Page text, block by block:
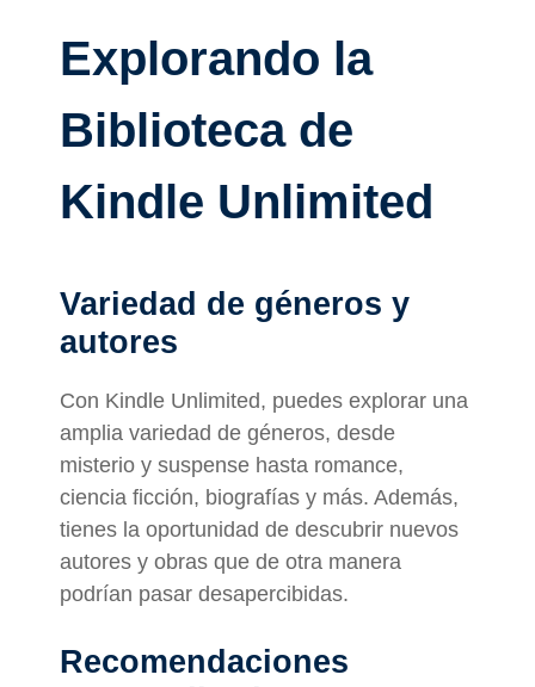
Explorando la
Biblioteca de
Kindle Unlimited
Variedad de géneros y
autores
Con Kindle Unlimited, puedes explorar una
amplia variedad de géneros, desde
misterio y suspense hasta romance,
ciencia ficción, biografías y más. Además,
tienes la oportunidad de descubrir nuevos
autores y obras que de otra manera
podrían pasar desapercibidas.
Recomendaciones